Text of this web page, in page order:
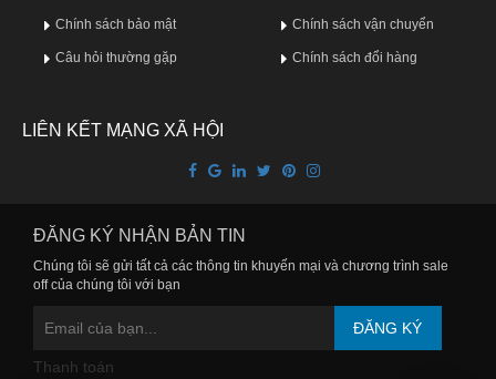
Chính sách bảo mật
Câu hỏi thường gặp
Chính sách vận chuyển
Chính sách đổi hàng
LIÊN KẾT MẠNG XÃ HỘI
ĐĂNG KÝ NHẬN BẢN TIN
Chúng tôi sẽ gửi tất cả các thông tin khuyến mại và chương trình sale
off của chúng tôi với bạn
ĐĂNG KÝ
Thanh toán